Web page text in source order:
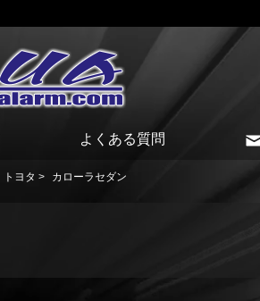
よくある質問
トヨタ > カローラセダン